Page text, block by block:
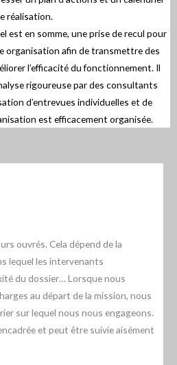
réalisation.
est en somme, une prise de recul pour
organisation afin de transmettre des
l’efficacité du fonctionnement. Il
rigoureuse par des consultants
d’entrevues individuelles et de
est efficacement organisée.
ouvrés. Cela dépend de la
lequel les intervenants
du dossier… Lorsque nous
au départ de la mission, nous
sur lequel nous nous engageons.
et peut être suivie aisément